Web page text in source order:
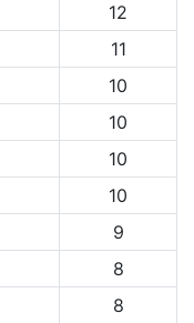
12
11
10
10
10
10
9
8
8